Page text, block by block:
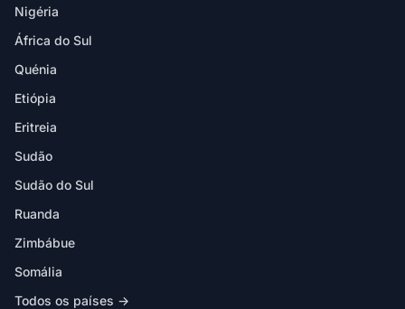
Nigéria
África do Sul
Quénia
Etiópia
Eritreia
Sudão
Sudão do Sul
Ruanda
Zimbábue
Somália
Todos os países →